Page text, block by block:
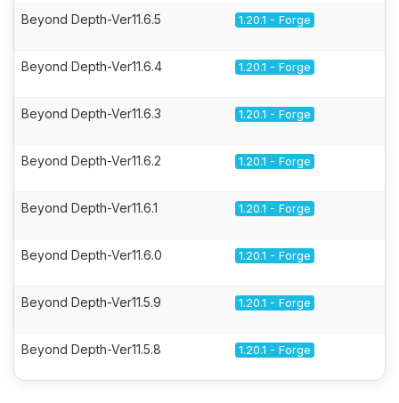
Beyond Depth-Ver11.6.5 1.20.1 - Forge
Beyond Depth-Ver11.6.4 1.20.1 - Forge
Beyond Depth-Ver11.6.3 1.20.1 - Forge
Beyond Depth-Ver11.6.2 1.20.1 - Forge
Beyond Depth-Ver11.6.1 1.20.1 - Forge
Beyond Depth-Ver11.6.0 1.20.1 - Forge
Beyond Depth-Ver11.5.9 1.20.1 - Forge
Beyond Depth-Ver11.5.8 1.20.1 - Forge